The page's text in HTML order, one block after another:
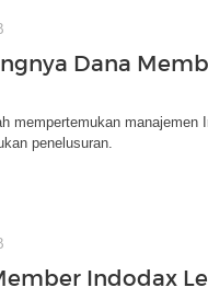
Dana
mempertemukan manajemen
penelusuran.
Indodax